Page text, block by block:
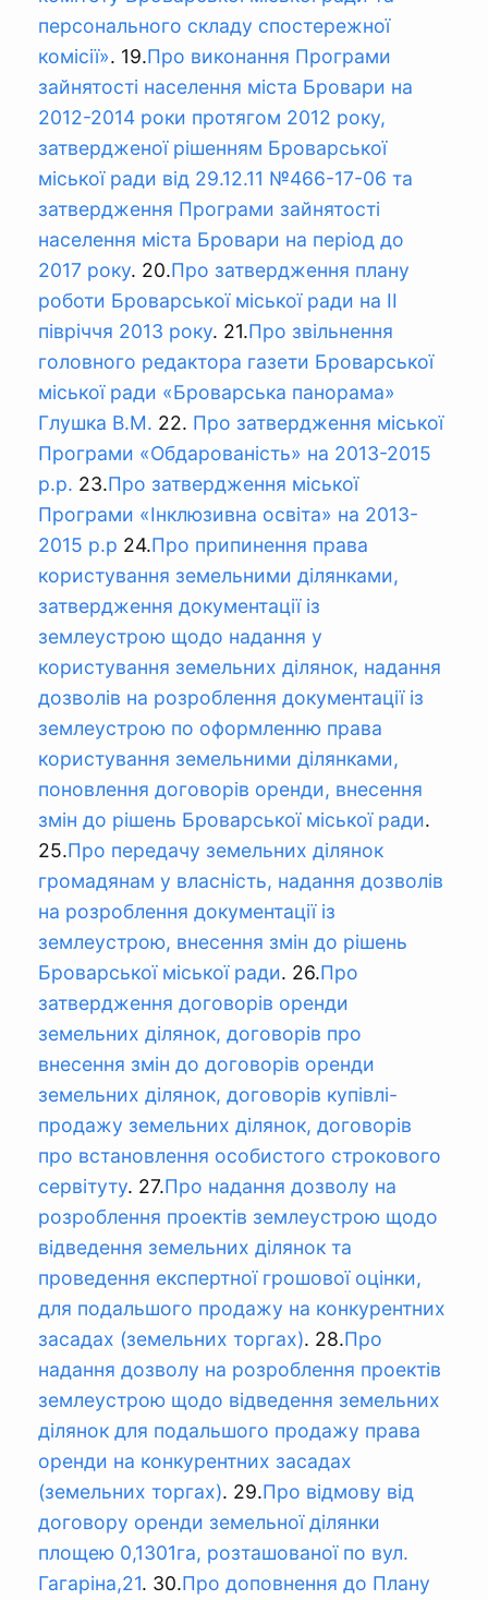
персонального складу спостережної
комісії». 19.Про виконання Програми
зайнятості населення міста Бровари на
2012-2014 роки протягом 2012 року,
затвердженої рішенням Броварської
міської ради від 29.12.11 №466-17-06 та
затвердження Програми зайнятості
населення міста Бровари на період до
2017 року. 20.Про затвердження плану
роботи Броварської міської ради на ІІ
півріччя 2013 року. 21.Про звільнення
головного редактора газети Броварської
міської ради «Броварська панорама»
Глушка В.М. 22. Про затвердження міської
Програми «Обдарованість» на 2013-2015
р.р. 23.Про затвердження міської
Програми «Інклюзивна освіта» на 2013-
2015 р.р 24.Про припинення права
користування земельними ділянками,
затвердження документації із
землеустрою щодо надання у
користування земельних ділянок, надання
дозволів на розроблення документації із
землеустрою по оформленню права
користування земельними ділянками,
поновлення договорів оренди, внесення
змін до рішень Броварської міської ради.
25.Про передачу земельних ділянок
громадянам у власність, надання дозволів
на розроблення документації із
землеустрою, внесення змін до рішень
Броварської міської ради. 26.Про
затвердження договорів оренди
земельних ділянок, договорів про
внесення змін до договорів оренди
земельних ділянок, договорів купівлі-
продажу земельних ділянок, договорів
про встановлення особистого строкового
сервітуту. 27.Про надання дозволу на
розроблення проектів землеустрою щодо
відведення земельних ділянок та
проведення експертної грошової оцінки,
для подальшого продажу на конкурентних
засадах (земельних торгах). 28.Про
надання дозволу на розроблення проектів
землеустрою щодо відведення земельних
ділянок для подальшого продажу права
оренди на конкурентних засадах
(земельних торгах). 29.Про відмову від
договору оренди земельної ділянки
площею 0,1301га, розташованої по вул.
Гагаріна,21. 30.Про доповнення до Плану